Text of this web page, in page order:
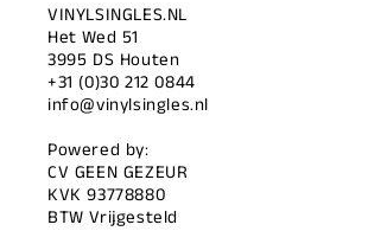
VINYLSINGLES.NL
Het Wed 51
3995 DS Houten
+31 (0)30 212 0844
info@vinylsingles.nl
Powered by:
CV GEEN GEZEUR
KVK 93778880
BTW Vrijgesteld